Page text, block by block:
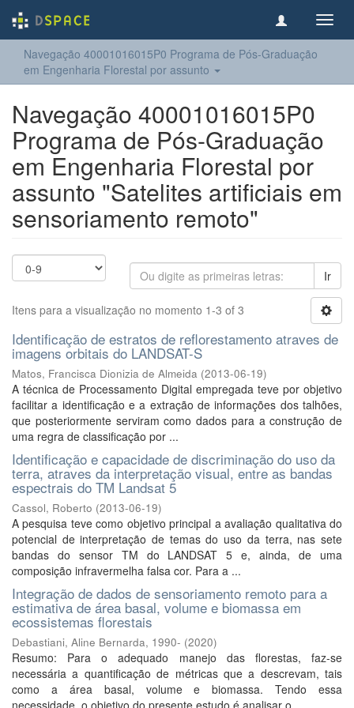
Navegação 40001016015P0 Programa de Pós-Graduação
em Engenharia Florestal por assunto
Navegação 40001016015P0
Programa de Pós-Graduação
em Engenharia Florestal por
assunto "Satelites artificiais em
sensoriamento remoto"
Ir
Itens para a visualização no momento 1-3 of 3
Identificação de estratos de reflorestamento atraves de
imagens orbitais do LANDSAT-S
Matos, Francisca Dionizia de Almeida (2013-06-19)
A técnica de Processamento Digital empregada teve por objetivo
facilitar a identificação e a extração de informações dos talhões,
que posteriormente serviram como dados para a construção de
uma regra de classificação por ...
Identificação e capacidade de discriminação do uso da
terra, atraves da interpretação visual, entre as bandas
espectrais do TM Landsat 5
Cassol, Roberto (2013-06-19)
A pesquisa teve como objetivo principal a avaliação qualitativa do
potencial de interpretação de temas do uso da terra, nas sete
bandas do sensor TM do LANDSAT 5 e, ainda, de uma
composição infravermelha falsa cor. Para a ...
Integração de dados de sensoriamento remoto para a
estimativa de área basal, volume e biomassa em
ecossistemas florestais
Debastiani, Aline Bernarda, 1990- (2020)
Resumo: Para o adequado manejo das florestas, faz-se
necessária a quantificação de métricas que a descrevam, tais
como a área basal, volume e biomassa. Tendo essa
necessidade, o objetivo do presente estudo é analisar o ...